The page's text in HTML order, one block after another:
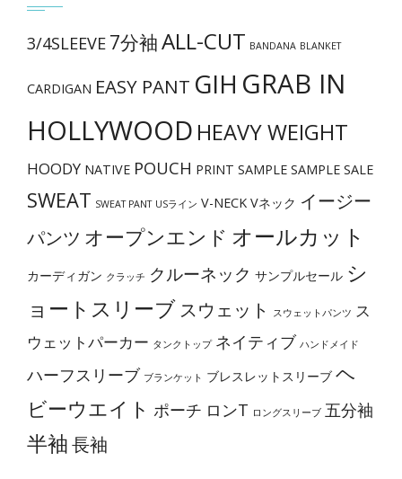
3/4SLEEVE 7分袖ALL-CUT BANDANA BLANKET
CARDIGAN EASY PANT GIH GRAB IN
HOLLYWOOD HEAVY WEIGHT
HOODY NATIVE POUCH PRINT SAMPLE SAMPLE SALE
SWEAT SWEAT PANT USライン V-NECK Vネック イージー
パンツ オープンエンド オールカット
カーディガン クラッチ クルーネック サンプルセール シ
ョートスリーブスウェット スウェットパンツ ス
ウェットパーカー タンクトップ ネイティブ ハンドメイド
ハーフスリーブ ブランケット ブレスレットスリーブ ヘ
ビーウエイト ポーチ ロンT ロングスリーブ 五分袖
半袖長袖